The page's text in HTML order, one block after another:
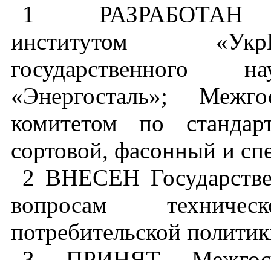
1 РАЗРАБОТАН
институтом
государственного
«Энергосталь»;
комитетом по
сортовой, фасонный и
2 ВНЕСЕН
вопросам
потребительской